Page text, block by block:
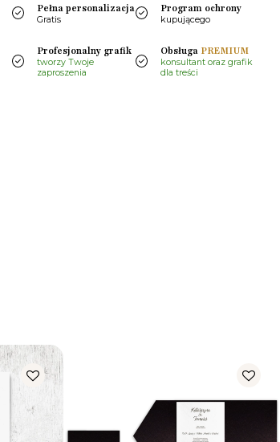
Pełna personalizacja
Gratis
Program ochrony
kupującego
Profesjonalny grafik
tworzy Twoje
zaproszenia
Obsługa PREMIUM
konsultant oraz grafik
dla treści